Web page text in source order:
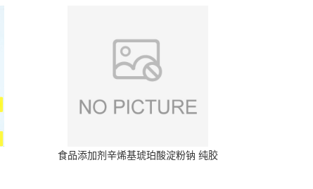
食品添加剂辛烯基琥珀酸淀粉钠 纯胶